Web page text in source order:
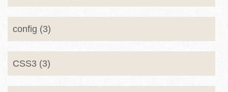
config (3)
CSS3 (3)